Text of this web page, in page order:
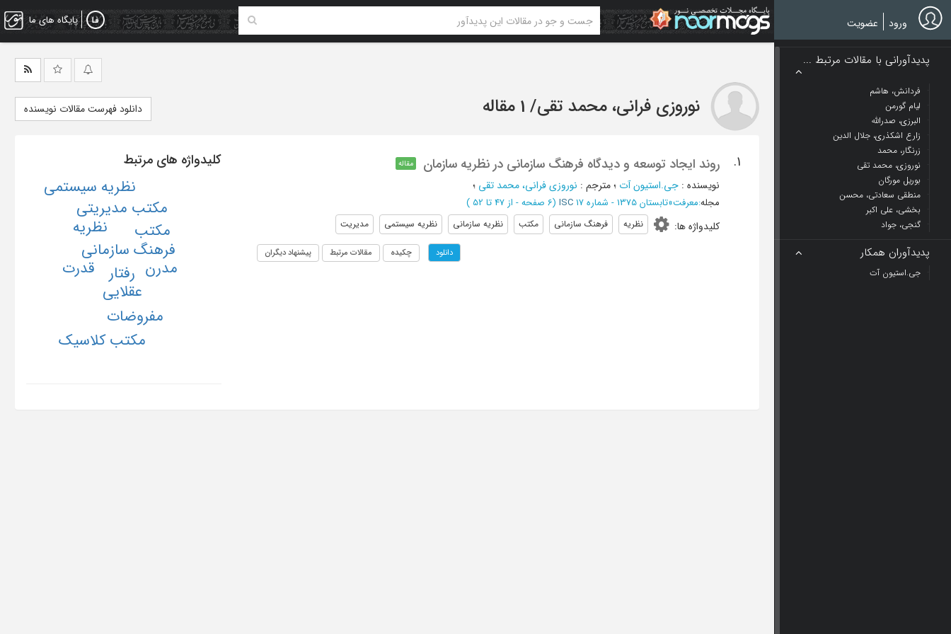
Skip
to
main
پایگاه های ما ورود عضویت
پدیدآورانی با مقالات مرتبط ...
فردانش، هاشم
لیام گورمن
البرزی، صدرالله
زارع اشکذری، جلال الدین
زرنگار، محمد
نوروزی، محمد تقی
بوریل مورگان
منطقی سعادتی، محسن
بخشی، علی اکبر
گنجی، جواد
پدیدآوران همکار
جی.استیون آت
نوروزی فرانی، محمد تقی/ 1 مقاله دانلود فهرست مقالات نویسنده
1. روند ایجاد توسعه و دیدگاه فرهنگ سازمانی در نظریه سازمان مقاله
نویسنده : جی.استیون آت ؛مترجم : نوروزی فرانی، محمد تقی ؛
مجله:معرفت»تابستان 1375 - شماره 17 ISC (‎6 صفحه - از 47 تا 52 )
کلیدواژه ها: نظریه فرهنگ سازمانی مکتب نظریه سازمانی نظریه سیستمی مدیریت
دانلود چکیده مقالات مرتبط پیشنهاد دیگران
کلیدواژه های مرتبط
رفتار
عقلایی
فرهنگ سازمانی
قدرت مدرن
مفروضات
مکتب
مکتب مدیریتی
مکتب کلاسیک
نظریه
نظریه سیستمی